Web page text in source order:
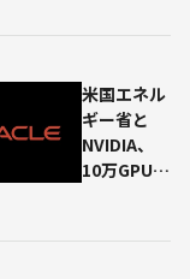
理研、科
学研究基
盤モデル
開発を支
米国エネル
ギー省と
NVIDIA、
10万GPUを